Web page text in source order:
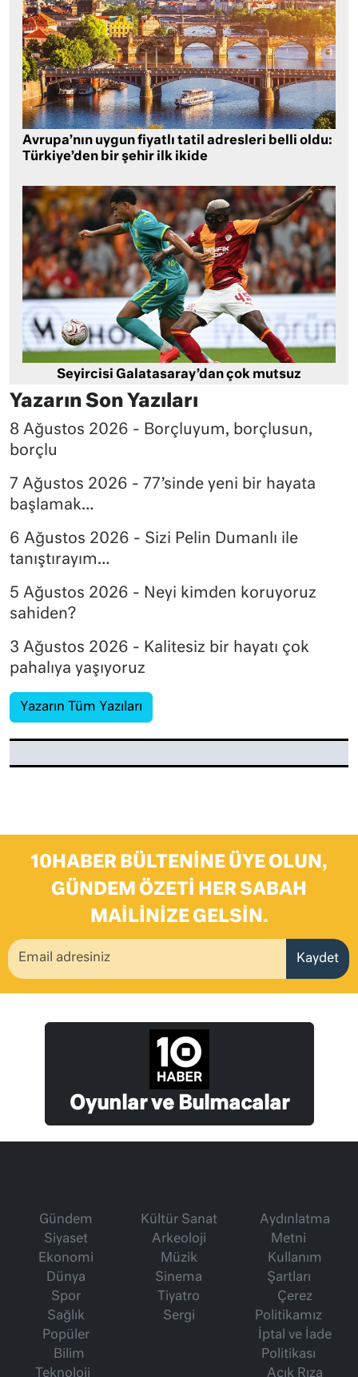
Avrupa’nın uygun fiyatlı tatil adresleri belli oldu:
Türkiye’den bir şehir ilk ikide
Seyircisi Galatasaray’dan çok mutsuz
Yazarın Son Yazıları
8 Ağustos 2026 - Borçluyum, borçlusun,
borçlu
7 Ağustos 2026 - 77’sinde yeni bir hayata
başlamak…
6 Ağustos 2026 - Sizi Pelin Dumanlı ile
tanıştırayım…
5 Ağustos 2026 - Neyi kimden koruyoruz
sahiden?
3 Ağustos 2026 - Kalitesiz bir hayatı çok
pahalıya yaşıyoruz
Yazarın Tüm Yazıları
10HABER BÜLTENINE ÜYE OLUN,
GÜNDEM ÖZETI HER SABAH
MAILINIZE GELSIN.
Kaydet
Oyunlar ve Bulmacalar
Gündem
Siyaset
Ekonomi
Dünya
Spor
Sağlık
Popüler
Bilim
Teknoloji
Kültür Sanat
Arkeoloji
Müzik
Sinema
Tiyatro
Sergi
Aydınlatma
Metni
Kullanım
Şartları
Çerez
Politikamız
İptal ve İade
Politikası
Açık Rıza